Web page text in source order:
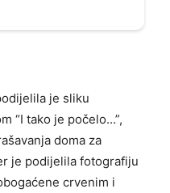
je sliku
“I tako je počelo…”,
doma za
je podijelila fotografiju
crvenim i